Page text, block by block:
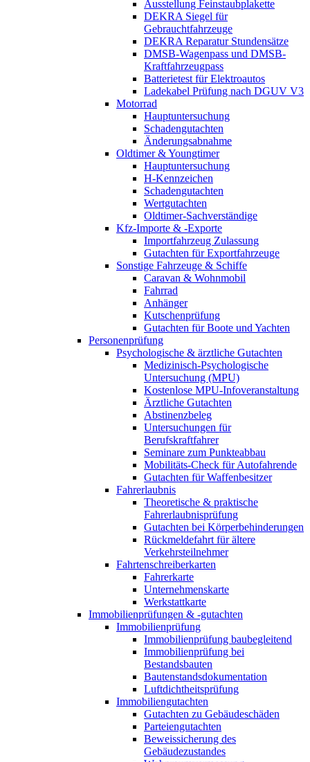
Ausstellung Feinstaubplakette
DEKRA Siegel für
Gebrauchtfahrzeuge
DEKRA Reparatur Stundensätze
DMSB-Wagenpass und DMSB-
Kraftfahrzeugpass
Batterietest für Elektroautos
Ladekabel Prüfung nach DGUV V3
Motorrad
Hauptuntersuchung
Schadengutachten
Änderungsabnahme
Oldtimer & Youngtimer
Hauptuntersuchung
H-Kennzeichen
Schadengutachten
Wertgutachten
Oldtimer-Sachverständige
Kfz-Importe & -Exporte
Importfahrzeug Zulassung
Gutachten für Exportfahrzeuge
Sonstige Fahrzeuge & Schiffe
Caravan & Wohnmobil
Fahrrad
Anhänger
Kutschenprüfung
Gutachten für Boote und Yachten
Personenprüfung
Psychologische & ärztliche Gutachten
Medizinisch-Psychologische
Untersuchung (MPU)
Kostenlose MPU-Infoveranstaltung
Ärztliche Gutachten
Abstinenzbeleg
Untersuchungen für
Berufskraftfahrer
Seminare zum Punkteabbau
Mobilitäts-Check für Autofahrende
Gutachten für Waffenbesitzer
Fahrerlaubnis
Theoretische & praktische
Fahrerlaubnisprüfung
Gutachten bei Körperbehinderungen
Rückmeldefahrt für ältere
Verkehrsteilnehmer
Fahrtenschreiberkarten
Fahrerkarte
Unternehmenskarte
Werkstattkarte
Immobilienprüfungen & -gutachten
Immobilienprüfung
Immobilienprüfung baubegleitend
Immobilienprüfung bei
Bestandsbauten
Bautenstandsdokumentation
Luftdichtheitsprüfung
Immobiliengutachten
Gutachten zu Gebäudeschäden
Parteiengutachten
Beweissicherung des
Gebäudezustandes